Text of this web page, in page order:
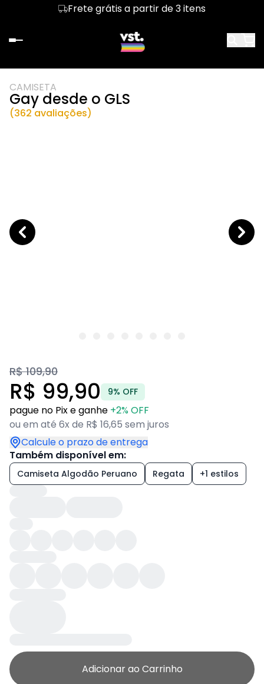
Frete grátis a partir de 3 itens
CAMISETA
Gay desde o GLS
(362 avaliações)
R$ 109,90
R$ 99,90 9% OFF
pague no Pix e ganhe +2% OFF
ou em até 6x de R$ 16,65 sem juros
Calcule o prazo de entrega
Também disponível em:
Camiseta Algodão Peruano Regata +1 estilos
Adicionar ao Carrinho